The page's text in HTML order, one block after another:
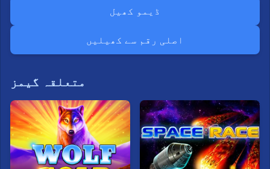
ڈیمو کھیل
اصلی رقم سے کھیلیں
متعلقہ گیمز